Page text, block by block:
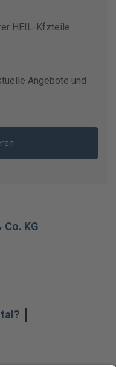
HEIL-Kfzteile
Angebote und
Co. KG